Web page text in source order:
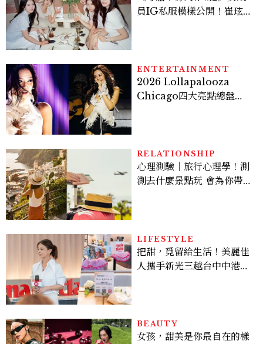
員IG私服模樣公開！崔玹諝
ENTERTAINMENT
2026 Lollapalooza
Chicago四大亮點總盤
RELATIONSHIP
心理測驗｜旅行心理學！測
測去什麼景點玩 會為你帶來
LIFESTYLE
把甜，覓留給生活！美麗佳
人攜手新光三越台中中港
BEAUTY
女孩，甜美是你最自在的樣